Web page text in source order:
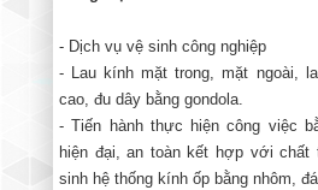
- Dịch vụ vệ sinh công nghiệp
- Lau kính mặt trong, mặt ngoài,
cao, đu dây bằng gondola.
- Tiến hành thực hiện công việc
hiện đại, an toàn kết hợp với
sinh hệ thống kính ốp bằng nhôm,